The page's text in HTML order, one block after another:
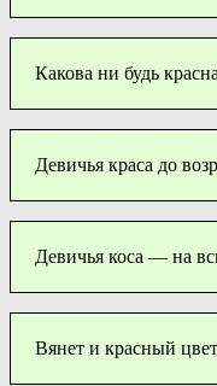
Какова ни будь
Девичья краса до
Девичья коса — на
Вянет и красный